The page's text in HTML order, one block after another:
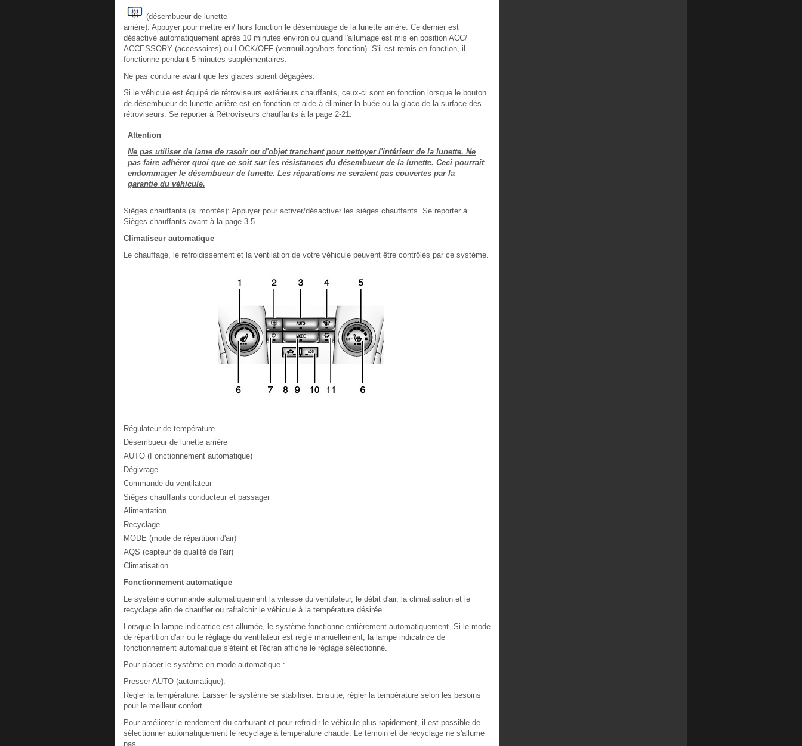
(désembueur de lunette
arrière): Appuyer pour mettre en/ hors fonction le désembuage de la lunette arrière. Ce dernier est
désactivé automatiquement après 10 minutes environ ou quand l'allumage est mis en position ACC/
ACCESSORY (accessoires) ou LOCK/OFF (verrouillage/hors fonction). S'il est remis en fonction, il
fonctionne pendant 5 minutes supplémentaires.
Ne pas conduire avant que les glaces soient dégagées.
Si le véhicule est équipé de rétroviseurs extérieurs chauffants, ceux-ci sont en fonction lorsque le bouton
de désembueur de lunette arrière est en fonction et aide à éliminer la buée ou la glace de la surface des
rétroviseurs. Se reporter à Rétroviseurs chauffants à la page 2-21.
Attention
Ne pas utiliser de lame de rasoir ou d'objet tranchant pour nettoyer l'intérieur de la lunette. Ne
pas faire adhérer quoi que ce soit sur les résistances du désembueur de la lunette. Ceci pourrait
endommager le désembueur de lunette. Les réparations ne seraient pas couvertes par la
garantie du véhicule.
Sièges chauffants (si montés): Appuyer pour activer/désactiver les sièges chauffants. Se reporter à
Sièges chauffants avant à la page 3-5.
Climatiseur automatique
Le chauffage, le refroidissement et la ventilation de votre véhicule peuvent être contrôlés par ce système.
Régulateur de température
Désembueur de lunette arrière
AUTO (Fonctionnement automatique)
Dégivrage
Commande du ventilateur
Sièges chauffants conducteur et passager
Alimentation
Recyclage
MODE (mode de répartition d'air)
AQS (capteur de qualité de l'air)
Climatisation
Fonctionnement automatique
Le système commande automatiquement la vitesse du ventilateur, le débit d'air, la climatisation et le
recyclage afin de chauffer ou rafraîchir le véhicule à la température désirée.
Lorsque la lampe indicatrice est allumée, le système fonctionne entièrement automatiquement. Si le mode
de répartition d'air ou le réglage du ventilateur est réglé manuellement, la lampe indicatrice de
fonctionnement automatique s'éteint et l'écran affiche le réglage sélectionné.
Pour placer le système en mode automatique :
Presser AUTO (automatique).
Régler la température. Laisser le système se stabiliser. Ensuite, régler la température selon les besoins
pour le meilleur confort.
Pour améliorer le rendement du carburant et pour refroidir le véhicule plus rapidement, il est possible de
sélectionner automatiquement le recyclage à température chaude. Le témoin et de recyclage ne s'allume
pas.